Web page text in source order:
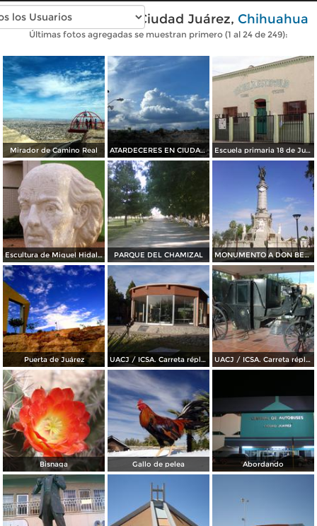
Fotos modernas de Ciudad Juárez, Chihuahua
Últimas fotos agregadas se muestran primero (1 al 24 de 249):
Mirador de Camino Real ATARDECERES EN CIUDAD JUAREZ Escuela primaria 18 de Julio
Escultura de Miguel Hidalgo PARQUE DEL CHAMIZAL MONUMENTO A DON BENITO JUAREZ
Puerta de Juárez UACJ / ICSA. Carreta réplica de la transportó a Benito Juárez hasta Paso del Norte UACJ / ICSA. Carreta réplica de la transportó a Benito Juárez hasta Paso del Norte
Bisnaga Gallo de pelea Abordando